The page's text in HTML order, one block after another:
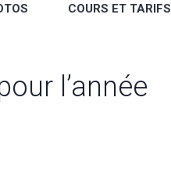
COURS ET TARIFS
l’année